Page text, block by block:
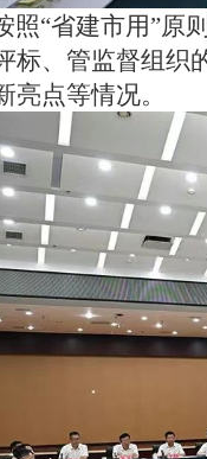
“省建市用”原
标、管监督组织
点等情况。